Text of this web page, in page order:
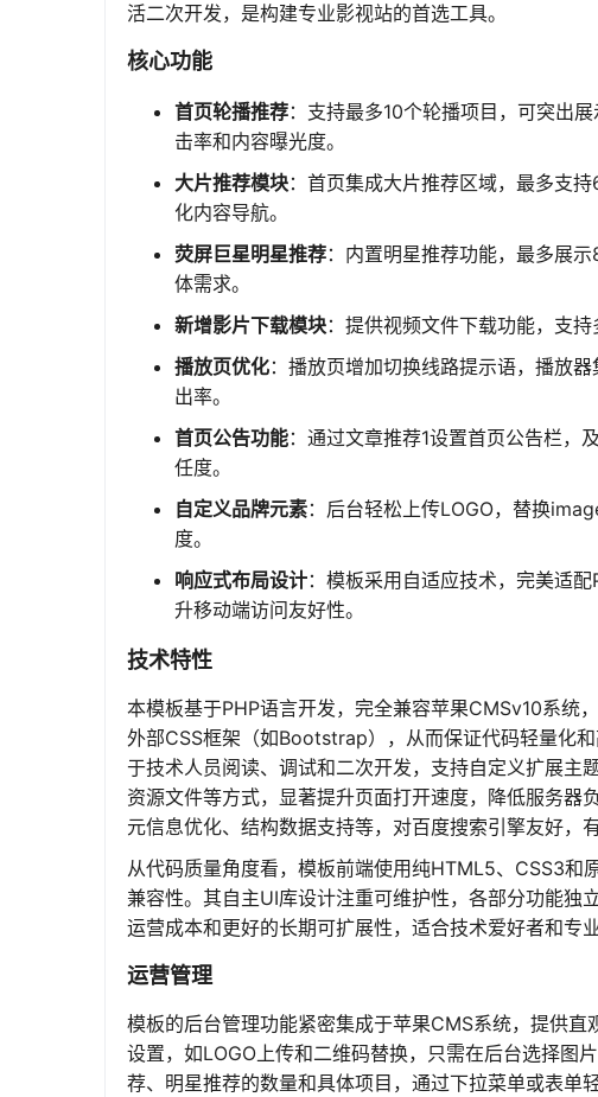
活二次开发，是构建专业影视站的首选工具。
核心功能
首页轮播推荐：支持最多10个轮播项目，可突出
击率和内容曝光度。
大片推荐模块：首页集成大片推荐区域，最多支
化内容导航。
荧屏巨星明星推荐：内置明星推荐功能，最多展
体需求。
新增影片下载模块：提供视频文件下载功能，支
播放页优化：播放页增加切换线路提示语，播放
出率。
首页公告功能：通过文章推荐1设置首页公告栏，
任度。
自定义品牌元素：后台轻松上传LOGO，替换
度。
响应式布局设计：模板采用自适应技术，完美适
升移动端访问友好性。
技术特性
本模板基于PHP语言开发，完全兼容苹果CMSv10系统
外部CSS框架（如Bootstrap），从而保证代码轻量化
于技术人员阅读、调试和二次开发，支持自定义扩展主
资源文件等方式，显著提升页面打开速度，降低服务器
元信息优化、结构数据支持等，对百度搜索引擎友好，
从代码质量角度看，模板前端使用纯HTML5、CSS3
兼容性。其自主UI库设计注重可维护性，各部分功能独
运营成本和更好的长期可扩展性，适合技术爱好者和专
运营管理
模板的后台管理功能紧密集成于苹果CMS系统，提供
设置，如LOGO上传和二维码替换，只需在后台选择图
荐、明星推荐的数量和具体项目，通过下拉菜单或表单